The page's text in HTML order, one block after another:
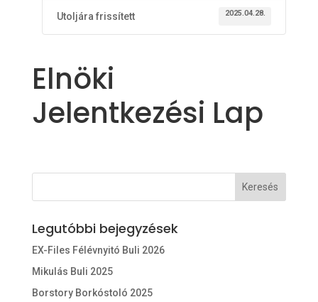
Utoljára frissített 2025.04.28.
Elnöki
Jelentkezési Lap
Legutóbbi bejegyzések
EX-Files Félévnyitó Buli 2026
Mikulás Buli 2025
Borstory Borkóstoló 2025